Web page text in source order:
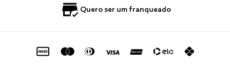
Política de Privacidade
0800 729 1588
sac@altenburg.com.br
Quero ser um franqueado